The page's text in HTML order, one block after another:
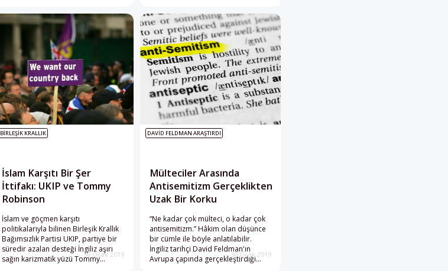
yerlicilik ve popülizmi konuştuk.
BİRLEŞİK KRALLIK
İslam Karşıtı Bir Şer
İttifakı: UKIP ve Tommy
Robinson
İslam ve göçmen karşıtı
politikalarıyla bilinen Birleşik Krallık
Bağımsızlık Partisi UKIP, partiye bir
süredir azalan desteği İngiliz aşırı
sağın karizmatik yüzü Tommy30 Ocak 2019
DAVID FELDMAN ARAŞTIRDI
Mülteciler Arasında
Antisemitizm Gerçeklikten
Uzak Bir Korku
“Ne kadar çok mülteci, o kadar çok
antisemitizm.” Hâkim olan düşünce
bir cümle ile böyle anlatılabilir.
İngiliz tarihçi David Feldman'ın
Avrupa çapında gerçekleştirdiği
30 Ocak 2019